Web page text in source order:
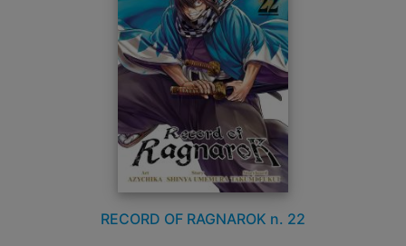
RECORD OF RAGNAROK n. 22